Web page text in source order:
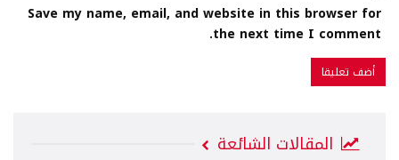
Save my name, email, and website in this browser for
the next time I comment.
المقالات الشائعة